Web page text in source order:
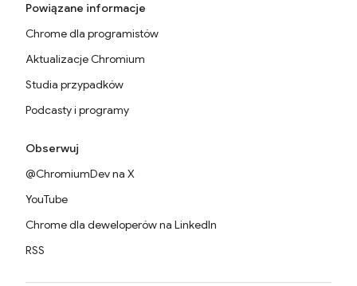
Powiązane informacje
Chrome dla programistów
Aktualizacje Chromium
Studia przypadków
Podcasty i programy
Obserwuj
@ChromiumDev na X
YouTube
Chrome dla deweloperów na LinkedIn
RSS